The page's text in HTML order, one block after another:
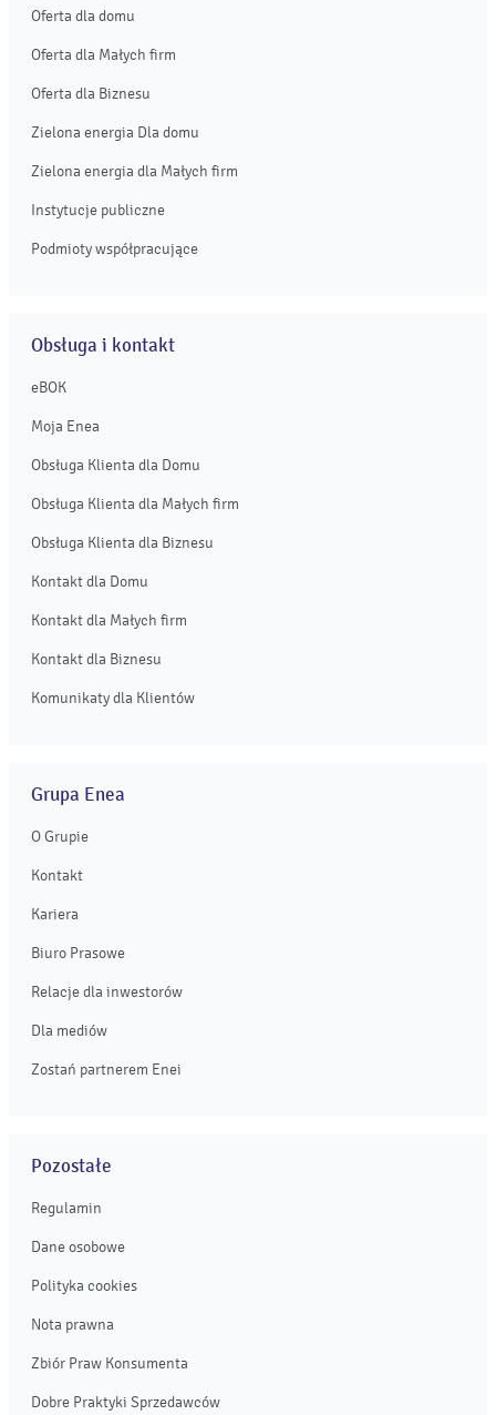
Oferta dla domu
Oferta dla Małych firm
Oferta dla Biznesu
Zielona energia Dla domu
Zielona energia dla Małych firm
Instytucje publiczne
Podmioty współpracujące
Obsługa i kontakt
eBOK
Moja Enea
Obsługa Klienta dla Domu
Obsługa Klienta dla Małych firm
Obsługa Klienta dla Biznesu
Kontakt dla Domu
Kontakt dla Małych firm
Kontakt dla Biznesu
Komunikaty dla Klientów
Grupa Enea
O Grupie
Kontakt
Kariera
Biuro Prasowe
Relacje dla inwestorów
Dla mediów
Zostań partnerem Enei
Pozostałe
Regulamin
Dane osobowe
Polityka cookies
Nota prawna
Zbiór Praw Konsumenta
Dobre Praktyki Sprzedawców